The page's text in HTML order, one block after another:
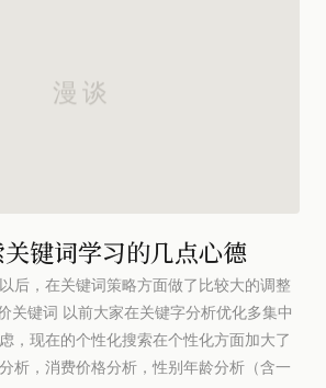
键词学习的几点心德
后，在关键词策略方面做了比较大的调整
关键词 以前大家在关键字分析优化多集中
，现在的个性化搜索在个性化方面加大了
析，消费价格分析，性别年龄分析（含一